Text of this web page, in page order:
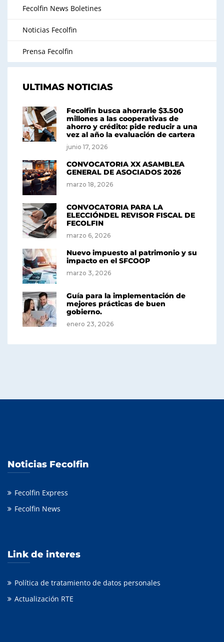
Fecolfin News Boletines
Noticias Fecolfin
Prensa Fecolfin
ULTIMAS NOTICIAS
Fecolfin busca ahorrarle $3.500
millones a las cooperativas de
ahorro y crédito: pide reducir a una
vez al año la evaluación de cartera
junio 17, 2026
CONVOCATORIA XX ASAMBLEA
GENERAL DE ASOCIADOS 2026
marzo 18, 2026
CONVOCATORIA PARA LA
ELECCIÓNDEL REVISOR FISCAL DE
FECOLFIN
marzo 6, 2026
Nuevo impuesto al patrimonio y su
impacto en el SFCOOP
marzo 3, 2026
Guía para la implementación de
mejores prácticas de buen
gobierno.
enero 23, 2026
Noticias Fecolfin
Fecolfin Express
Fecolfin News
Link de interes
Política de tratamiento de datos personales
Actualización RTE